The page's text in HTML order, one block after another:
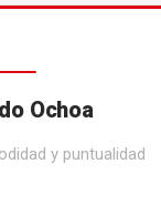
Ochoa
y puntualidad